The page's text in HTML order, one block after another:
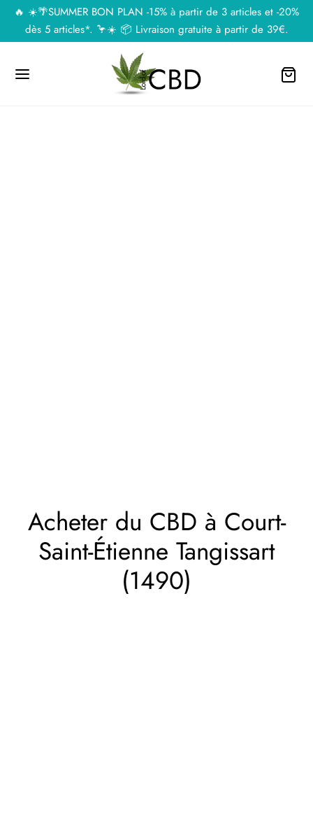
🔥 ☀️🌴SUMMER BON PLAN -15% à partir de 3 articles et -20%
dès 5 articles*. 🦩☀️ 📦 Livraison gratuite à partir de 39€.
Acheter du CBD à Court-
Saint-Étienne Tangissart
(1490)